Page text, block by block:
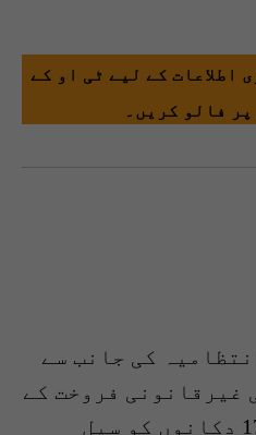
اطلاعات کے لیے ٹی او کے
فالو کریں۔
کی جانب سے
غیرقانونی فروخت کے
خلاف مہم کے دوران 172 دکانوں کو سیل